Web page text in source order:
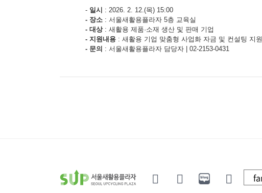
- 일시
: 2026. 2. 12.(목) 15:00
- 장소 : 서울새활용플라자 5층 교육실
- 대상: 새활용 제품·소재 생산 및 판매 기업
- 지원내용 : 새활용 기업 맞춤형 사업화 자금 및 컨설팅 지원
- 문의 : 서울새활용플라자 담당자 | 02-2153-0431